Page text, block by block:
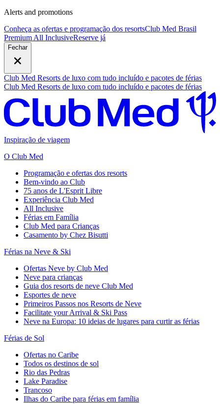
Alerts and promotions
Conheça as ofertas e programação dos resortsClub Med Brasil
Premium All InclusiveReserve já
Fechar
Club Med Resorts de luxo com tudo incluído e pacotes de férias
Club Med Resorts de luxo com tudo incluído e pacotes de férias
Inspiração de viagem
O Club Med
Programação e ofertas dos resorts
Bem-vindo ao Club
75 anos de L'Esprit Libre
Experiência Club Med
All Inclusive
Férias em Família
Club Med para Crianças
Casamento by Chez Bisutti
Férias na Neve & Ski
Ofertas Neve by Club Med
Neve para crianças
Guia dos resorts de neve Club Med
Esportes de neve
Primeiros Passos nos Resorts de Neve
Facilitate your Arrival & Ski Pass
Neve na Europa: 10 ideias de lugares para curtir as férias
Férias de Sol
Ofertas no Caribe
Todos os destinos de sol
Rio das Pedras
Lake Paradise
Trancoso
Ilhas do Caribe para férias em família